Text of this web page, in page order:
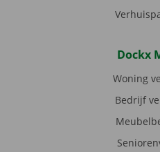
Dockx
Woning
Bedrijf